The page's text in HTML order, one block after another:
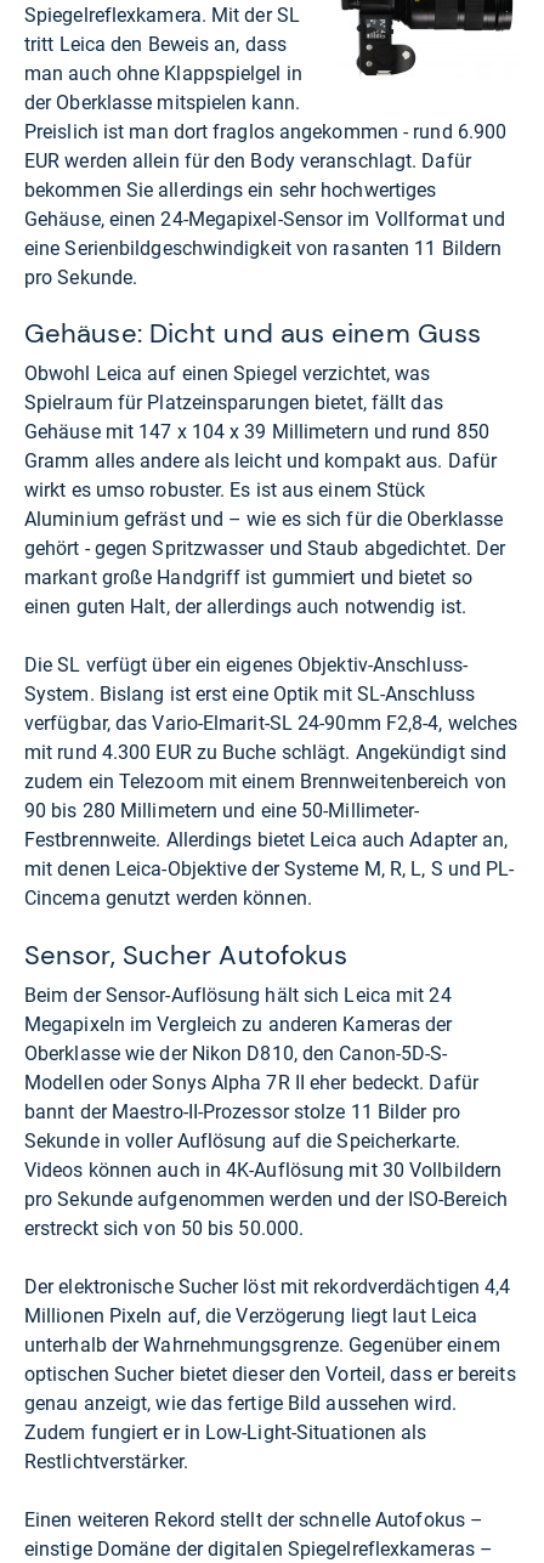
Spiegelreflexkamera. Mit der SL
tritt Leica den Beweis an, dass
man auch ohne Klappspielgel in
der Oberklasse mitspielen kann.
Preislich ist man dort fraglos angekommen - rund 6.900
EUR werden allein für den Body veranschlagt. Dafür
bekommen Sie allerdings ein sehr hochwertiges
Gehäuse, einen 24-Megapixel-Sensor im Vollformat und
eine Serienbildgeschwindigkeit von rasanten 11 Bildern
pro Sekunde.
Gehäuse: Dicht und aus einem Guss
Obwohl Leica auf einen Spiegel verzichtet, was
Spielraum für Platzeinsparungen bietet, fällt das
Gehäuse mit 147 x 104 x 39 Millimetern und rund 850
Gramm alles andere als leicht und kompakt aus. Dafür
wirkt es umso robuster. Es ist aus einem Stück
Aluminium gefräst und – wie es sich für die Oberklasse
gehört - gegen Spritzwasser und Staub abgedichtet. Der
markant große Handgriff ist gummiert und bietet so
einen guten Halt, der allerdings auch notwendig ist.
Die SL verfügt über ein eigenes Objektiv-Anschluss-
System. Bislang ist erst eine Optik mit SL-Anschluss
verfügbar, das Vario-Elmarit-SL 24-90mm F2,8-4, welches
mit rund 4.300 EUR zu Buche schlägt. Angekündigt sind
zudem ein Telezoom mit einem Brennweitenbereich von
90 bis 280 Millimetern und eine 50-Millimeter-
Festbrennweite. Allerdings bietet Leica auch Adapter an,
mit denen Leica-Objektive der Systeme M, R, L, S und PL-
Cincema genutzt werden können.
Sensor, Sucher Autofokus
Beim der Sensor-Auflösung hält sich Leica mit 24
Megapixeln im Vergleich zu anderen Kameras der
Oberklasse wie der Nikon D810, den Canon-5D-S-
Modellen oder Sonys Alpha 7R II eher bedeckt. Dafür
bannt der Maestro-II-Prozessor stolze 11 Bilder pro
Sekunde in voller Auflösung auf die Speicherkarte.
Videos können auch in 4K-Auflösung mit 30 Vollbildern
pro Sekunde aufgenommen werden und der ISO-Bereich
erstreckt sich von 50 bis 50.000.
Der elektronische Sucher löst mit rekordverdächtigen 4,4
Millionen Pixeln auf, die Verzögerung liegt laut Leica
unterhalb der Wahrnehmungsgrenze. Gegenüber einem
optischen Sucher bietet dieser den Vorteil, dass er bereits
genau anzeigt, wie das fertige Bild aussehen wird.
Zudem fungiert er in Low-Light-Situationen als
Restlichtverstärker.
Einen weiteren Rekord stellt der schnelle Autofokus –
einstige Domäne der digitalen Spiegelreflexkameras –